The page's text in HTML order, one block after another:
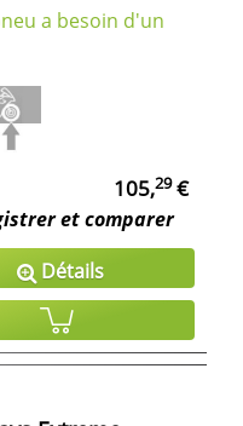
a besoin d'un
105,29€
et comparer
Détails